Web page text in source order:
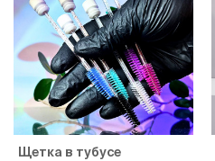
Щетка в тубусе